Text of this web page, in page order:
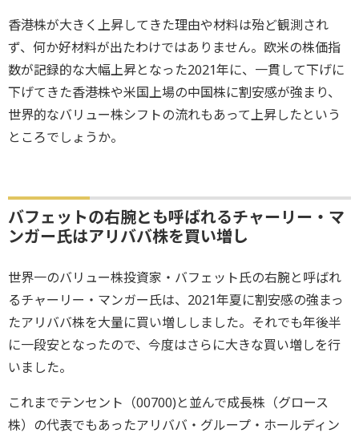
香港株が大きく上昇してきた理由や材料は殆ど観測され
ず、何か好材料が出たわけではありません。欧米の株価指
数が記録的な大幅上昇となった2021年に、一貫して下げに
下げてきた香港株や米国上場の中国株に割安感が強まり、
世界的なバリュー株シフトの流れもあって上昇したという
ところでしょうか。
バフェットの右腕とも呼ばれるチャーリー・マ
ンガー氏はアリババ株を買い増し
世界一のバリュー株投資家・バフェット氏の右腕と呼ばれ
るチャーリー・マンガー氏は、2021年夏に割安感の強まっ
たアリババ株を大量に買い増ししました。それでも年後半
に一段安となったので、今度はさらに大きな買い増しを行
いました。
これまでテンセント（00700)と並んで成長株（グロース
株）の代表でもあったアリババ・グループ・ホールディン